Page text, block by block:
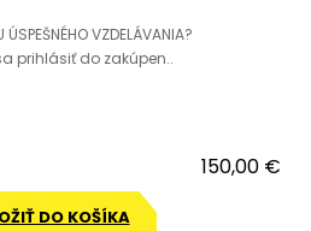
VZDELÁVANIA?
prihlásiť do zakúpen..
150,00 €
DO KOŠÍKA